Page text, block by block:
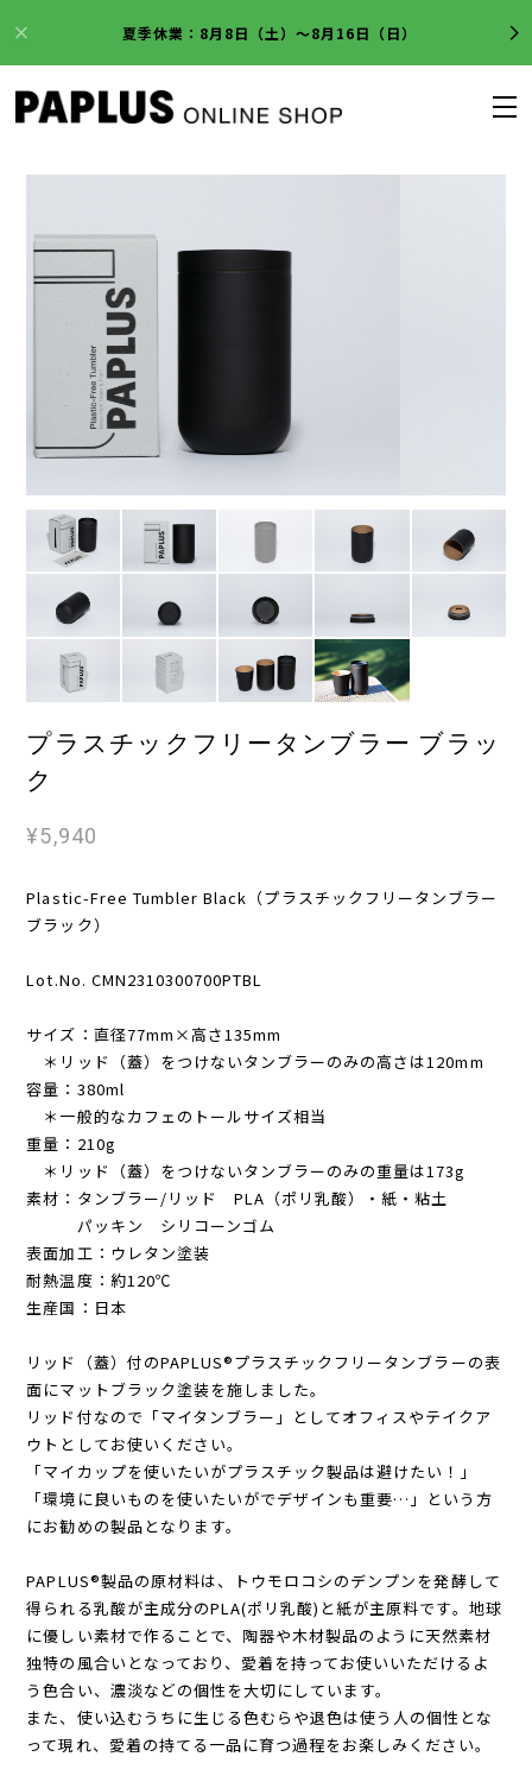
夏季休業：8月8日（土）～8月16日（日）
プラスチックフリータンブラー ブラッ
ク
¥5,940
Plastic-Free Tumbler Black（プラスチックフリータンブラー
ブラック）
Lot.No. CMN2310300700PTBL
サイズ：直径77mm×高さ135mm
＊リッド（蓋）をつけないタンブラーのみの高さは120mm
容量：380ml
＊一般的なカフェのトールサイズ相当
重量：210g
＊リッド（蓋）をつけないタンブラーのみの重量は173g
素材：タンブラー/リッド PLA（ポリ乳酸）・紙・粘土
パッキン シリコーンゴム
表面加工：ウレタン塗装
耐熱温度：約120℃
生産国：日本
リッド（蓋）付のPAPLUS®プラスチックフリータンブラーの表
面にマットブラック塗装を施しました。
リッド付なので「マイタンブラー」としてオフィスやテイクア
ウトとしてお使いください。
「マイカップを使いたいがプラスチック製品は避けたい！」
「環境に良いものを使いたいがでデザインも重要…」という方
にお勧めの製品となります。
PAPLUS®製品の原材料は、トウモロコシのデンプンを発酵して
得られる乳酸が主成分のPLA(ポリ乳酸)と紙が主原料です。地球
に優しい素材で作ることで、陶器や木材製品のように天然素材
独特の風合いとなっており、愛着を持ってお使いいただけるよ
う色合い、濃淡などの個性を大切にしています。
また、使い込むうちに生じる色むらや退色は使う人の個性とな
って現れ、愛着の持てる一品に育つ過程をお楽しみください。